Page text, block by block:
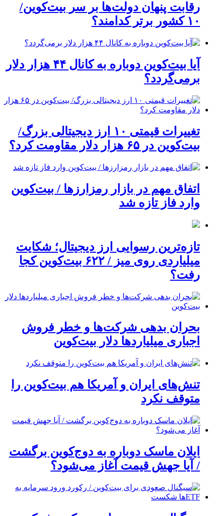
رقابت پنهان دولت‌ها بر سر بیت‌کوین/
۱۰ کشور برتر کدامند؟
آیا بیت‌کوین دوباره به کانال ۴۴ هزار دلار
برمی‌گردد؟
تغییرات قیمتی ۱۰ ارز دیجیتالی بزرگ/
بیت‌کوین در ۶۵ هزار دلار مقاومت کرد؟
اتفاق مهم در بازار رمزارزها / بیت‌کوین
وارد فاز تازه شد
تازه‌ترین رسوایی ارز دیجیتال؛ شکایت
میلیاردی روی میز / ۶۲۲ بیت‌کوین کجا
رفت؟
بحران بدهی شرکت‌ها و خطر فروش
اجباری میلیاردها دلار بیت‌کوین
تنش‌های ایران و آمریکا هم بیت‌کوین را
متوقف نکرد
ایلان ماسک دوباره به دوج‌کوین برگشت
/ آیا جهش قیمت آغاز می‌شود؟